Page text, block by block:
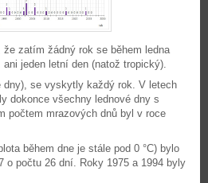
zatím žádný rok se během ledna
jeden letní den (natož tropický).
dny), se vyskytly každý rok. V letech
dokonce všechny lednové dny s
počtem mrazových dnů byl v roce
během dne je stále pod 0 °C) bylo
o počtu 26 dní. Roky 1975 a 1994 byly